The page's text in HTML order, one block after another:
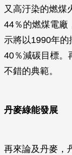
又高汙染的燃煤
44％的燃煤電廠
示將以1990年的
40％減碳目標。
不錯的典範。
丹麥綠能發展
再來論及丹麥，